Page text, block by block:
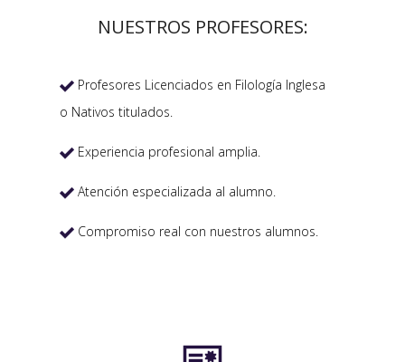
NUESTROS PROFESORES:
 Profesores Licenciados en Filología Inglesa
o Nativos titulados.
 Experiencia profesional amplia.
 Atención especializada al alumno.
 Compromiso real con nuestros alumnos.